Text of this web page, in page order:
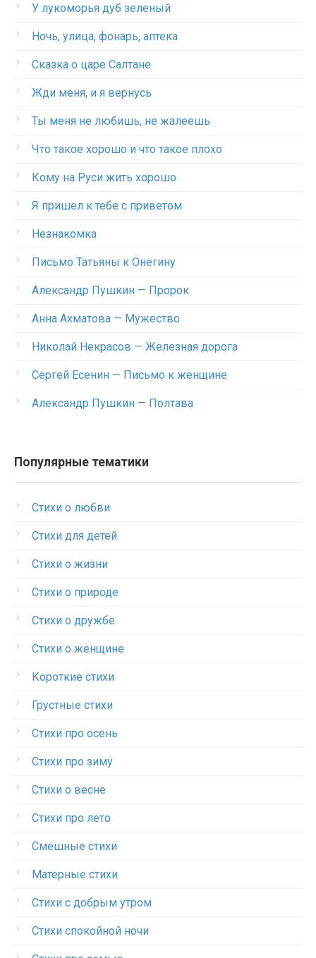
У лукоморья дуб зеленый
Ночь, улица, фонарь, аптека
Сказка о царе Салтане
Жди меня, и я вернусь
Ты меня не любишь, не жалеешь
Что такое хорошо и что такое плохо
Кому на Руси жить хорошо
Я пришел к тебе с приветом
Незнакомка
Письмо Татьяны к Онегину
Александр Пушкин — Пророк
Анна Ахматова — Мужество
Николай Некрасов — Железная дорога
Сергей Есенин — Письмо к женщине
Александр Пушкин — Полтава
Популярные тематики
Стихи о любви
Стихи для детей
Стихи о жизни
Стихи о природе
Стихи о дружбе
Стихи о женщине
Короткие стихи
Грустные стихи
Стихи про осень
Стихи про зиму
Стихи о весне
Стихи про лето
Смешные стихи
Матерные стихи
Стихи с добрым утром
Стихи спокойной ночи